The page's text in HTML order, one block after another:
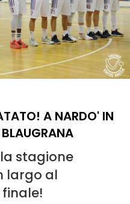
A NARDO' IN
stagione
largo al